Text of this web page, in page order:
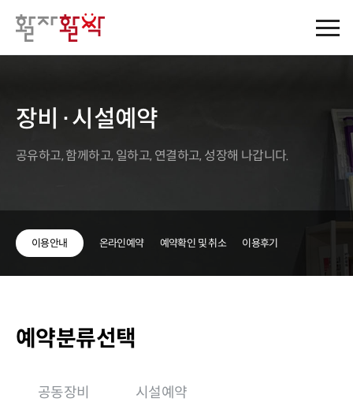
장비·시설예약
공유하고, 함께하고, 일하고, 연결하고, 성장해 나갑니다.
이용안내 온라인예약 예약확인 및 취소 이용후기
예약분류선택
공동장비 시설예약